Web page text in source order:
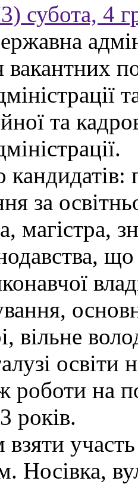
субота, 4
та
за
магістра,
вільне
роботи на
років.
участь
Носівка,